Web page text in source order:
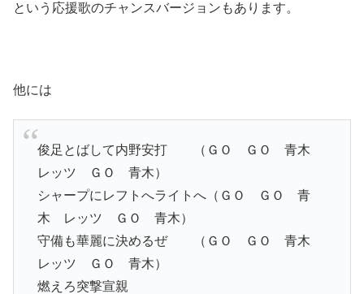
という応援歌のチャンスバージョンもあります。
他には
俊足とばして内野安打 （ＧＯ ＧＯ 青木
レッツ ＧＯ 青木）
シャープにレフトへライトへ（ＧＯ ＧＯ 青
木 レッツ ＧＯ 青木）
守備も華麗に決めるぜ （ＧＯ ＧＯ 青木
レッツ ＧＯ 青木）
燃えろ突撃宣親